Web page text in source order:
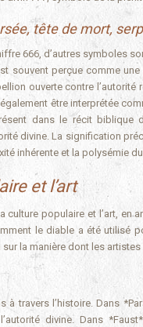
tête de mort,
666, d’autres symboles
souvent perçue comme
ouverte contre
être interprétée
dans le récit biblique
divine. La signification
inhérente et la polysémie
et l’art
populaire et l’art, en
le diable a été utilisé
la manière dont les
à travers l’histoire. Dans
divine. Dans